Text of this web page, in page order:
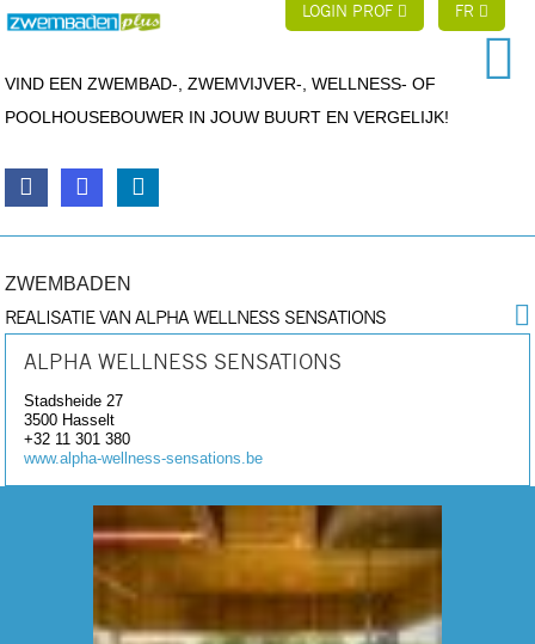
LOGIN PROF FR
VIND EEN ZWEMBAD-, ZWEMVIJVER-, WELLNESS- OF
POOLHOUSEBOUWER IN JOUW BUURT EN VERGELIJK!
ZWEMBADEN
REALISATIE VAN ALPHA WELLNESS SENSATIONS
ALPHA WELLNESS SENSATIONS
Stadsheide 27
3500 Hasselt
+32 11 301 380
www.alpha-wellness-sensations.be